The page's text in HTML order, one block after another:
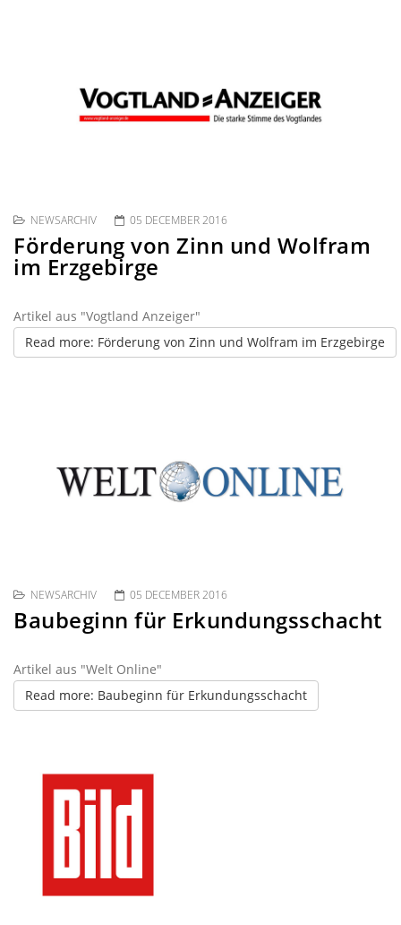
NEWSARCHIV 05 DECEMBER 2016
Förderung von Zinn und Wolfram
im Erzgebirge
Artikel aus "Vogtland Anzeiger"
Read more: Förderung von Zinn und Wolfram im Erzgebirge
NEWSARCHIV 05 DECEMBER 2016
Baubeginn für Erkundungsschacht
Artikel aus "Welt Online"
Read more: Baubeginn für Erkundungsschacht